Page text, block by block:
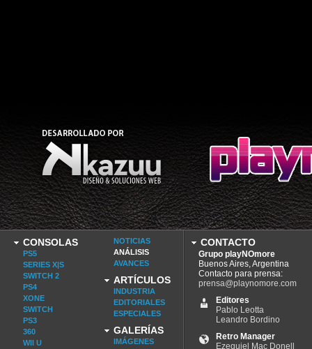
CONSOLAS
PS5
SERIES X|S
SWITCH 2
PS4
XONE
SWITCH
PS3
360
WII U
NOTICIAS
ANÁLISIS
AVANCES
ARTÍCULOS
INDUSTRIA
EDITORIALES
ESPECIALES
GALERÍAS
IMÁGENES
CONTACTO
Grupo playNOmore
Buenos Aires, Argentina
Contacto para prensa:
prensa@playnomore.com
Editores
Pablo Leotta
Leandro Bordino
Retro Manager
Ezequiel Mac Donell